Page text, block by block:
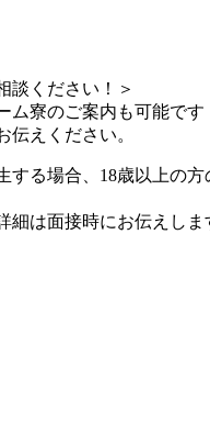
談ください！＞
ム寮のご案内も可能です
伝えください。
する場合、18歳以上の方
細は面接時にお伝えしま